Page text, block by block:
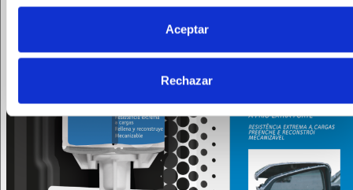
Aceptar
Rechazar